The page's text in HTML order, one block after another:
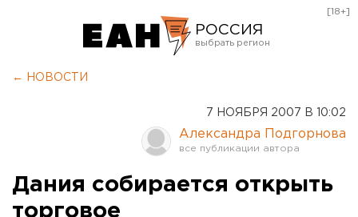
РОССИЯ
Оренбург
[18+]
← НОВОСТИ
7 НОЯБРЯ 2007 В 10:02
Александра Подгорнова
Дания собирается открыть
торговое